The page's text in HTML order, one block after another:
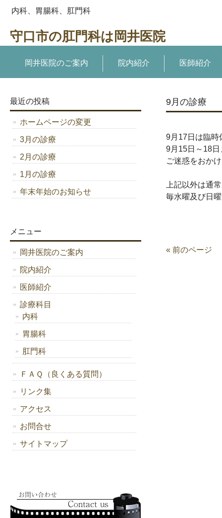
内科、胃腸科、肛門科
守口市の肛門科は岡井医院
岡井医院のご案内 院内紹介 医師紹介
9月の診療
9月17日は臨時
9月15日～18
ご迷惑をおか
上記以外は通
毎水曜及び日
« 前のページ
最近の投稿
ホームページの変更
3月の診療
2月の診療
1月の診療
年末年始のお知らせ
メニュー
岡井医院のご案内
院内紹介
医師紹介
診療科目
内科
胃腸科
肛門科
ＦＡＱ（良くある質問）
リンク集
アクセス
お問合せ
サイトマップ